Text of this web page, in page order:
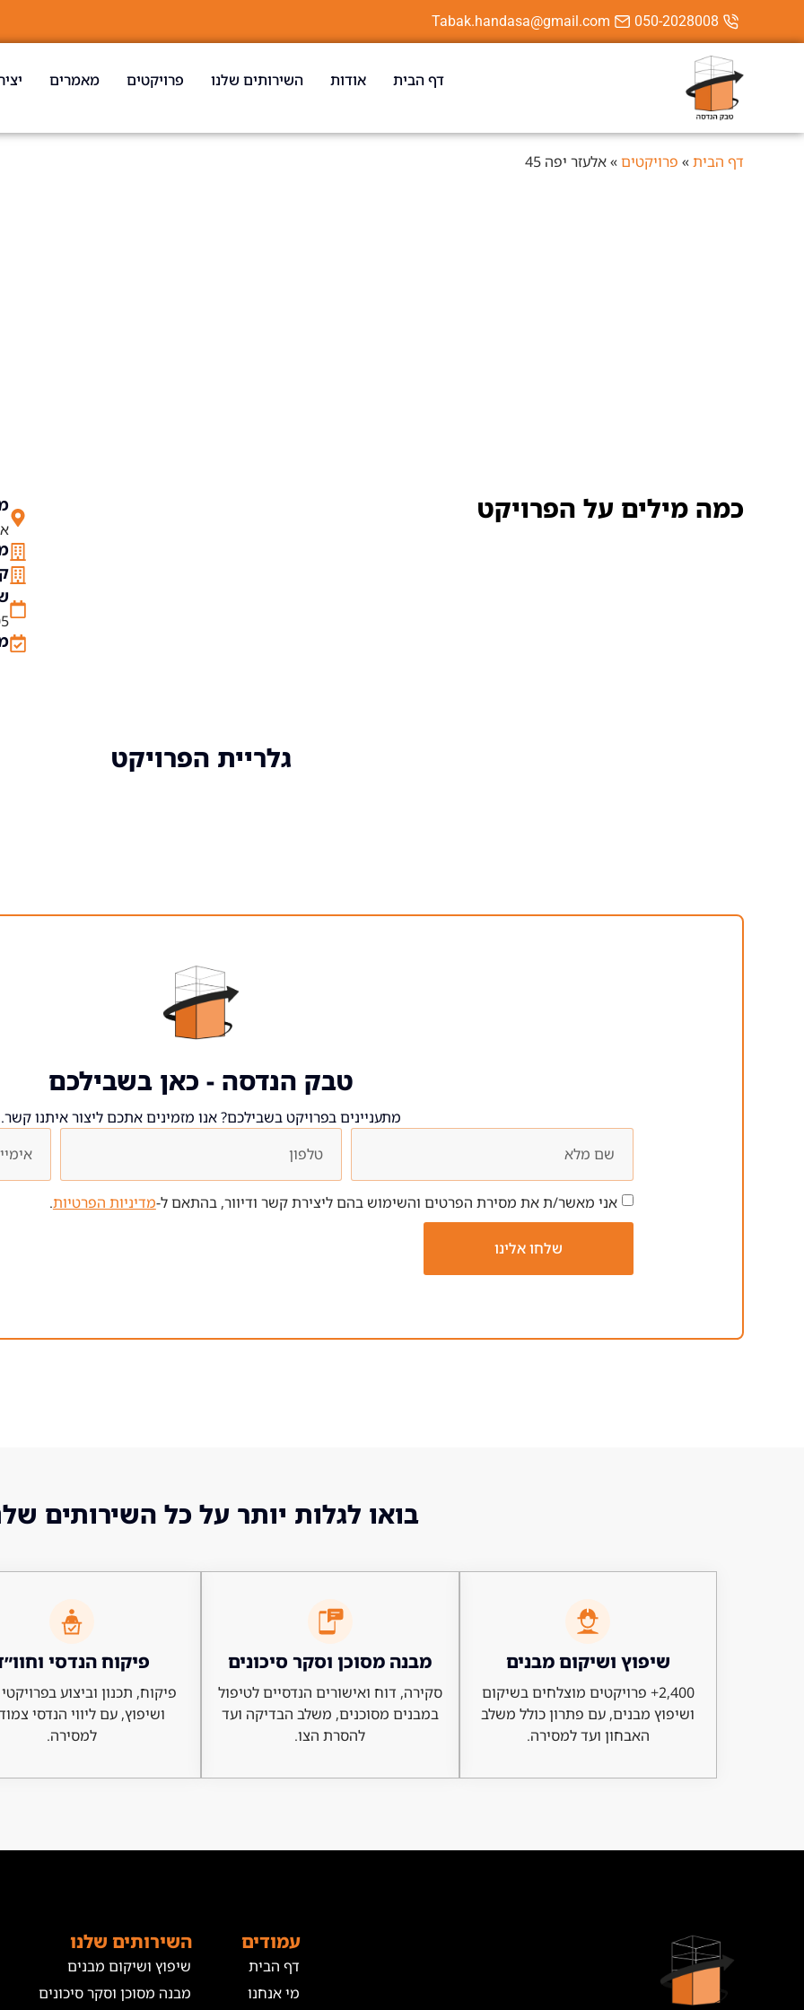
050-2028008
Tabak.handasa@gmail.com
דף הבית אודות השירותים שלנו פרויקטים מאמרים
דף הבית» פרויקטים»אלעזר יפה 45
כמה מילים על הפרויקט
גלריית הפרויקט
טבק הנדסה - כאן בשבילכם
מתעניינים בפרויקט בשבילכם? אנו מזמינים אתכם ליצור איתנו קשר.
אני מאשר/ת את מסירת הפרטים והשימוש בהם ליצירת קשר ודיוור, בהתאם ל-מדיניות הפרטיות.
שלחו אלינו
בואו לגלות יותר על כל השירותים
שיפוץ ושיקום מבנים
2,400+ פרויקטים מוצלחים בשיקום
ושיפוץ מבנים, עם פתרון כולל משלב
האבחון ועד למסירה.
מבנה מסוכן וסקר סיכונים
סקירה, דוח ואישורים הנדסיים לטיפול
במבנים מסוכנים, משלב הבדיקה ועד
להסרת הצו.
פיקוח הנדסי
פיקוח, תכנון וביצוע
ושיפוץ, עם ליווי הנדסי
למסירה.
עמודים
דף הבית
מי אנחנו
השירותים שלנו
שיפוץ ושיקום מבנים
מבנה מסוכן וסקר סיכונים